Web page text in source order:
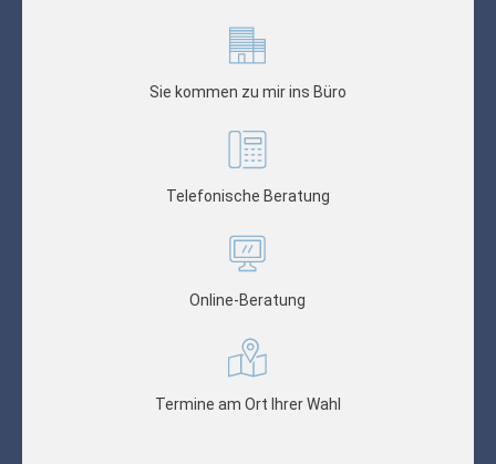
Sie kommen zu mir ins Büro
Telefonische Beratung
Online-Beratung
Termine am Ort Ihrer Wahl